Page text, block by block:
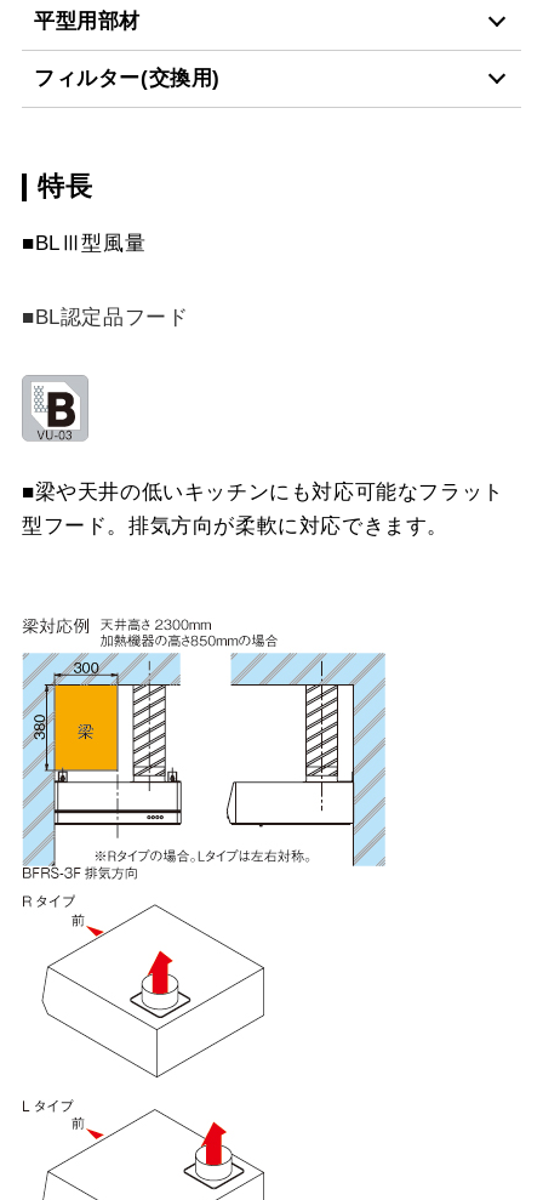
MP-904 SI ¥8,910（税抜価格 ￥
MP-905 BK ¥7,150（税抜価格 ￥
スクロールできます
MP-MTKU-60 W ¥7,150（税抜価格 ￥
MP-MTKU-60 SI ¥9,900（税抜価格 ￥
MP-MTKU-75 W
MP-MTKU-90 BK
MP-MTKU-90 W
スクロールできます
LD-15 ¥3,520（税抜価格 ￥
YMPP40-350 BK ¥6,490（税抜価格 ￥
YMPP40-350 SI
YMPP40-BF31 BK
YMPP40-BF31 W
YMPP40-BF31 SI
YMPP50-350 BK
YMPP50-350 W ¥7,150（税抜価格 ￥
YMPP50-BF31 BK
YMPP50-BF31 W ¥7,150（税抜価格 ￥
YMPP50-BF31 SI ¥8,910（税抜価格 ￥
平型用部材
CH-BFE-5060 W
CH-BFE-5060 SI
CH-BFE-5075 BK
CH-BFE-5075 W
CH-BFE-5075 SI
CH-BFE-5090 BK ¥30,360（税抜価格 ￥
CH-BFE-5090 SI
フィルター(交換用)
CSF16-4001
特長
■BLⅢ型風量
■BL認定品フード
■梁や天井の低いキッチンにも対応可能なフラット
型フード。排気方向が柔軟に対応できます。